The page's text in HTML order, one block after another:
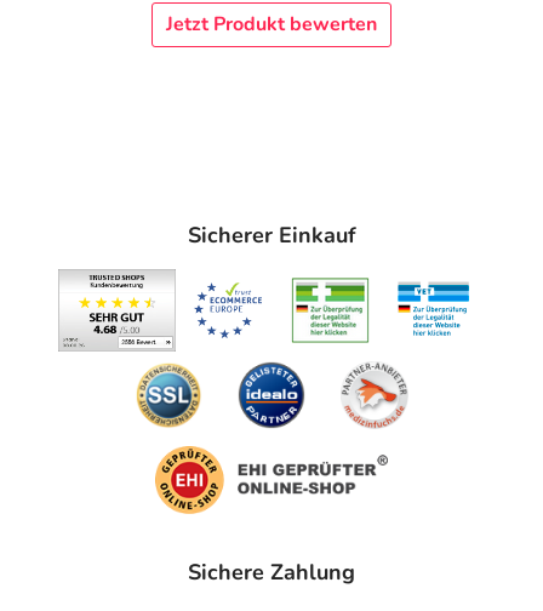
Jetzt Produkt bewerten
Sicherer Einkauf
Sichere Zahlung